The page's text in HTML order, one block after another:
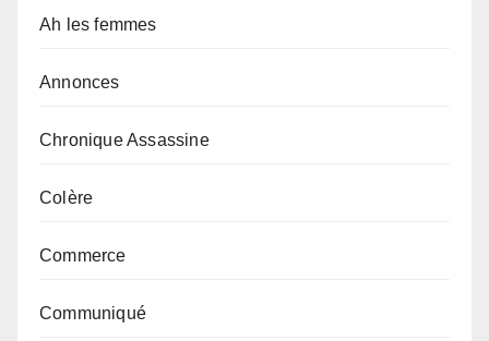
Ah les femmes
Annonces
Chronique Assassine
Colère
Commerce
Communiqué